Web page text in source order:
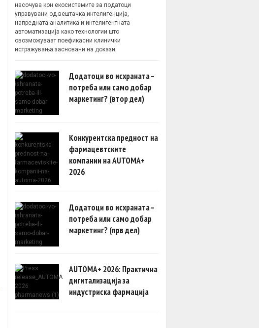
насочува кон екосистемите за податоци
управувани од вештачка интелигенција,
напредната аналитика и интелигентната
автоматизација како технологии што
овозможуваат поефикасни клинички
истражувања засновани на докази.
Додатоци во исхраната –
потреба или само добар
маркетинг? (втор дел)
Конкурентска предност на
фармацевтските
компании на AUTOMA+
2026
Додатоци во исхраната –
потреба или само добар
маркетинг? (прв дел)
AUTOMA+ 2026: Практична
дигитализација за
индустриска фармација